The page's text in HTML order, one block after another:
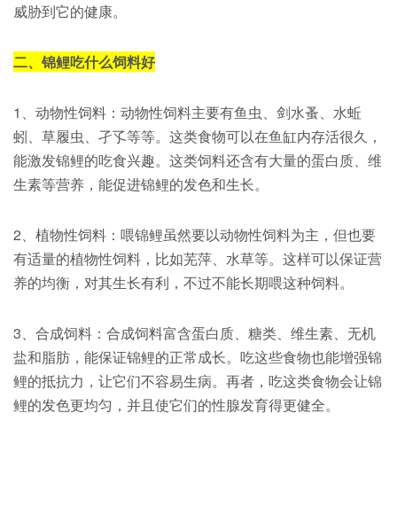
威胁到它的健康。
二、锦鲤吃什么饲料好
1、动物性饲料：动物性饲料主要有鱼虫、剑水蚤、水蚯
蚓、草履虫、孑孓等等。这类食物可以在鱼缸内存活很久，
能激发锦鲤的吃食兴趣。这类饲料还含有大量的蛋白质、维
生素等营养，能促进锦鲤的发色和生长。
2、植物性饲料：喂锦鲤虽然要以动物性饲料为主，但也要
有适量的植物性饲料，比如芜萍、水草等。这样可以保证营
养的均衡，对其生长有利，不过不能长期喂这种饲料。
3、合成饲料：合成饲料富含蛋白质、糖类、维生素、无机
盐和脂肪，能保证锦鲤的正常成长。吃这些食物也能增强锦
鲤的抵抗力，让它们不容易生病。再者，吃这类食物会让锦
鲤的发色更均匀，并且使它们的性腺发育得更健全。